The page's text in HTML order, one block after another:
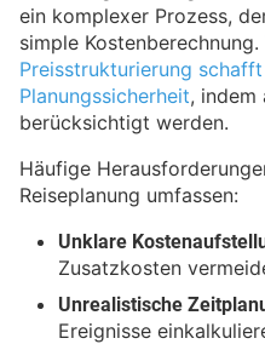
ein komplexer Prozess,
simple Kostenberechnung.
Preisstrukturierung
Planungssicherheit, indem
berücksichtigt werden.
Häufige
Reiseplanung umfassen:
Unklare
Zusatzkosten
Unrealistische
Ereignisse